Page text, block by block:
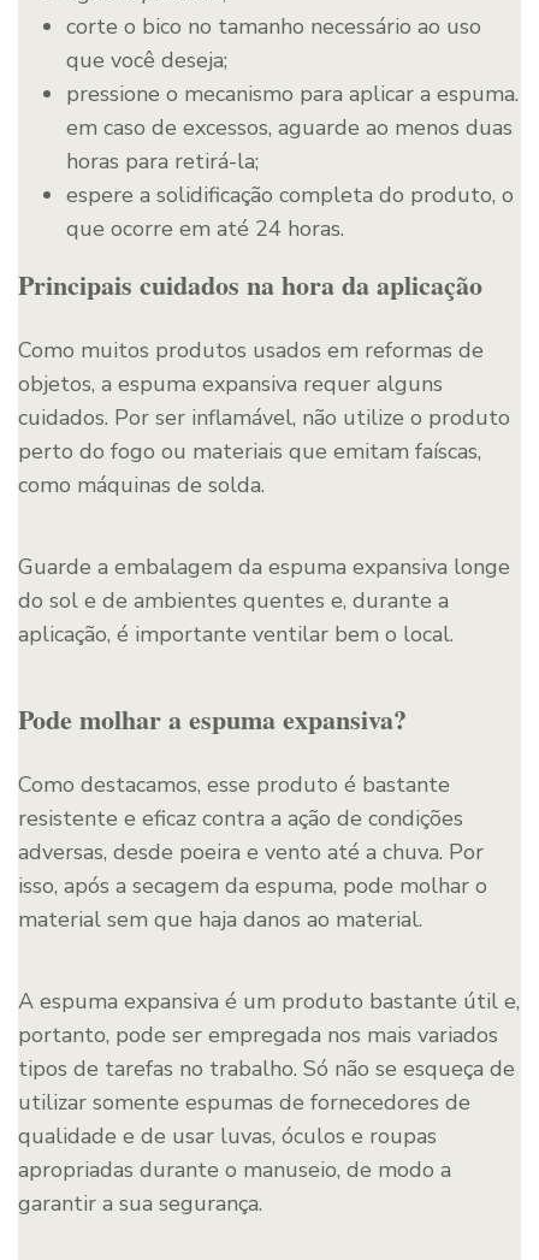
corte o bico no tamanho necessário ao uso
que você deseja;
pressione o mecanismo para aplicar a espuma.
em caso de excessos, aguarde ao menos duas
horas para retirá-la;
espere a solidificação completa do produto, o
que ocorre em até 24 horas.
Principais cuidados na hora da aplicação
Como muitos produtos usados em reformas de
objetos, a espuma expansiva requer alguns
cuidados. Por ser inflamável, não utilize o produto
perto do fogo ou materiais que emitam faíscas,
como máquinas de solda.
Guarde a embalagem da espuma expansiva longe
do sol e de ambientes quentes e, durante a
aplicação, é importante ventilar bem o local.
Pode molhar a espuma expansiva?
Como destacamos, esse produto é bastante
resistente e eficaz contra a ação de condições
adversas, desde poeira e vento até a chuva. Por
isso, após a secagem da espuma, pode molhar o
material sem que haja danos ao material.
A espuma expansiva é um produto bastante útil e,
portanto, pode ser empregada nos mais variados
tipos de tarefas no trabalho. Só não se esqueça de
utilizar somente espumas de fornecedores de
qualidade e de usar luvas, óculos e roupas
apropriadas durante o manuseio, de modo a
garantir a sua segurança.